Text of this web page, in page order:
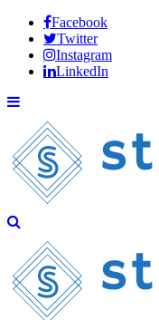
Facebook
Twitter
Instagram
LinkedIn